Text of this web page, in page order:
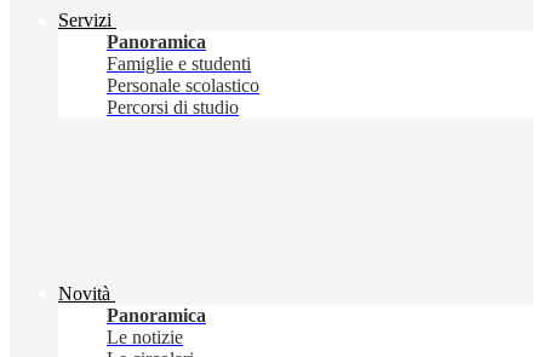
Servizi
Panoramica
Famiglie e studenti
Personale scolastico
Percorsi di studio
Novità
Panoramica
Le notizie